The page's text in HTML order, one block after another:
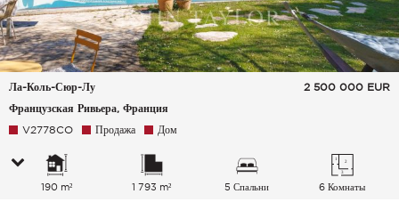
Ла-Коль-Сюр-Лу
Французская Ривьера, Франция
2 500 000 EUR
V2778CO Продажа Дом
190 m² 1 793 m² 5 Спальни 6 Комнаты